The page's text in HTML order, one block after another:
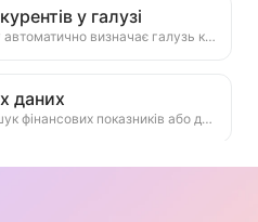
у галузі
На основі веб-контенту автоматично визначає галузь компанії та основних конкурентів. Генерує детальний звіт з аналізу конкурентного середовища, включаючи частку ринку, порівняння продуктів та SWOT-аналіз, що допомагає зрозуміти позицію підприємства в галузі.
даних
Здійснити глибокий пошук фінансових показників або даних, згаданих на поточній веб-сторінці, у кількох надійних джерелах даних. Надати порівняння історичних даних та галузеві орієнтири, щоб допомогти користувачам всебічно зрозуміти фінансовий стан компанії та ринкові показники.